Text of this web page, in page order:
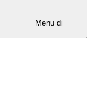
Menu di